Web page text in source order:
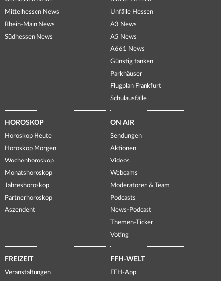
Mittelhessen News
Rhein-Main News
Südhessen News
Unfälle Hessen
A3 News
A5 News
A661 News
Günstig tanken
Parkhäuser
Flugplan Frankfurt
Schulausfälle
HOROSKOP
Horoskop Heute
Horoskop Morgen
Wochenhoroskop
Monatshoroskop
Jahreshoroskop
Partnerhoroskop
Aszendent
ON AIR
Sendungen
Aktionen
Videos
Webcams
Moderatoren & Team
Podcasts
News-Podcast
Themen-Ticker
Voting
FREIZEIT
Veranstaltungen
FFH-WELT
FFH-App